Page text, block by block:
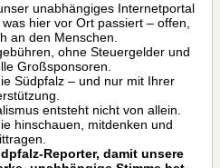
unabhängiges Internetportal
hier vor Ort passiert – offen,
an den Menschen.
ohne Steuergelder und
Großsponsoren.
Südpfalz – und nur mit Ihrer
entsteht nicht von allein.
hinschauen, mitdenken und
Reporter, damit unsere